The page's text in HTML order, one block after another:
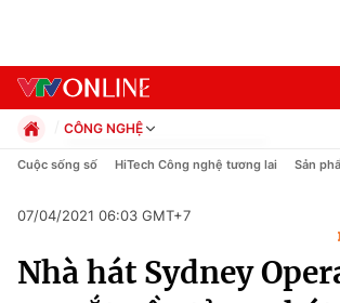
Chính trị
CÔNG NGHỆ
Chính trị
Pháp luật
Thể thao
Cuộc sống số HiTech Công nghệ tương lai Sản
07/04/2021 06:03 GMT+7
Nhà hát Sydney